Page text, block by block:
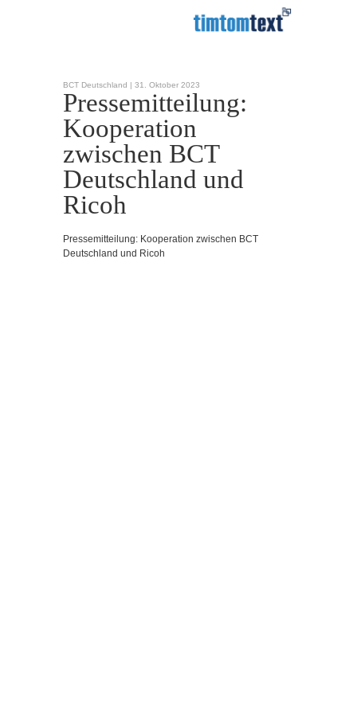
BCT Deutschland | 31. Oktober 2023
Pressemitteilung:
Kooperation
zwischen BCT
Deutschland und
Ricoh
Pressemitteilung: Kooperation zwischen BCT
Deutschland und Ricoh